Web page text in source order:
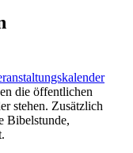
die öffentlichen
stehen. Zusätzlich
Bibelstunde,